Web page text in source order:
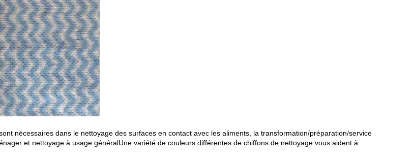
nécessaires dans le nettoyage des surfaces en contact avec les aliments, la transformation/préparation/service
et nettoyage à usage généralUne variété de couleurs différentes de chiffons de nettoyage vous aident à